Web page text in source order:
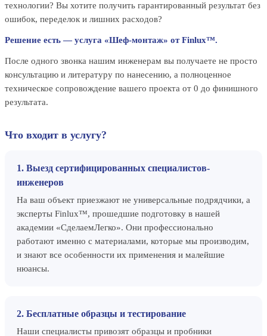
технологии? Вы хотите получить гарантированный результат без
ошибок, переделок и лишних расходов?
Решение есть — услуга «Шеф-монтаж» от Finlux™.
После одного звонка нашим инженерам вы получаете не просто
консультацию и литературу по нанесению, а полноценное
техническое сопровождение вашего проекта от 0 до финишного
результата.
Что входит в услугу?
1. Выезд сертифицированных специалистов-
инженеров
На ваш объект приезжают не универсальные подрядчики, а
эксперты Finlux™, прошедшие подготовку в нашей
академии «СделаемЛегко». Они профессионально
работают именно с материалами, которые мы производим,
и знают все особенности их применения и малейшие
нюансы.
2. Бесплатные образцы и тестирование
Наши специалисты привозят образцы и пробники